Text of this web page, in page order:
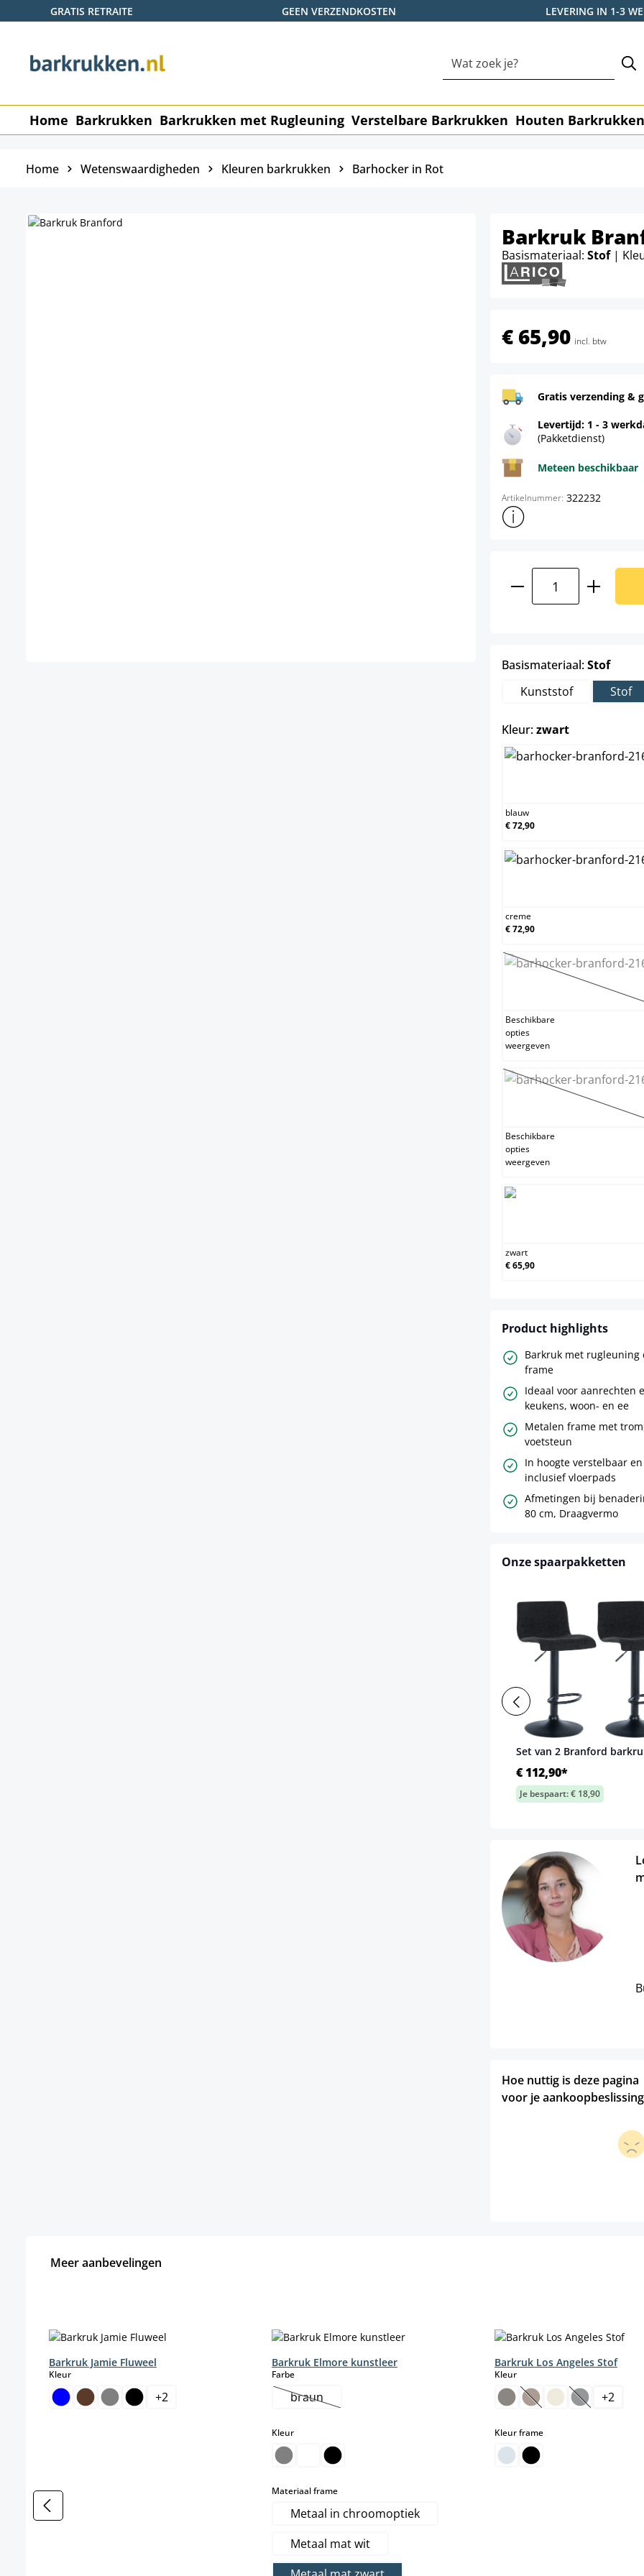
de hoofdinhoud
Ga naar de zoekopdracht
Ga naar de hoofdnavigatie
GRATIS RETRAITE GEEN VERZENDKOSTEN LEVERING IN 1-3
Home Barkrukken Barkrukken met Rugleuning Verstelbare Barkrukken Houten Barkrukken
Home Wetenswaardigheden Kleuren barkrukken Barhocker in Rot
Barkruk
Basismateriaal: Stof |
€ 65,90 incl. btw
Gratis verzending &
Levertijd: 1 - 3
(Pakketdienst)
Meteen beschikbaar
Artikelnummer: 322232
Toon meer productinformatie
Basismateriaal:Stofselect
Kunststof
Stof
Kleur:zwartselect
blauw
€ 72,90
creme
€ 72,90
grijs
(Deze
Beschikbare
opties
weergeven
rood
(Deze
Beschikbare
opties
weergeven
zwart
€ 65,90
Product highlights
Barkruk met rugleuning
frame
Ideaal voor aanrechten
keukens, woon- en ee
Metalen frame met
voetsteun
In hoogte verstelbaar
inclusief vloerpads
Afmetingen bij
80 cm, Draagvermo
Onze spaarpakketten
Set van 2 Branford
€ 112,90*
Je bespaart: € 18,90
Hoe nuttig is deze pagina
voor je
Meer aanbevelingen
Barkruk Jamie Fluweel
Kleurselect
+2
Barkruk Elmore kunstleer
Farbeselect
braun(Deze optie is momenteel niet beschikbaar.)
Kleurselect
Materiaal frameselect
Metaal in chroomoptiek
Metaal mat wit
Barkruk Los Angeles Stof
Kleurselect
(Deze optie is(Deze optie
+2
Kleur frameselect